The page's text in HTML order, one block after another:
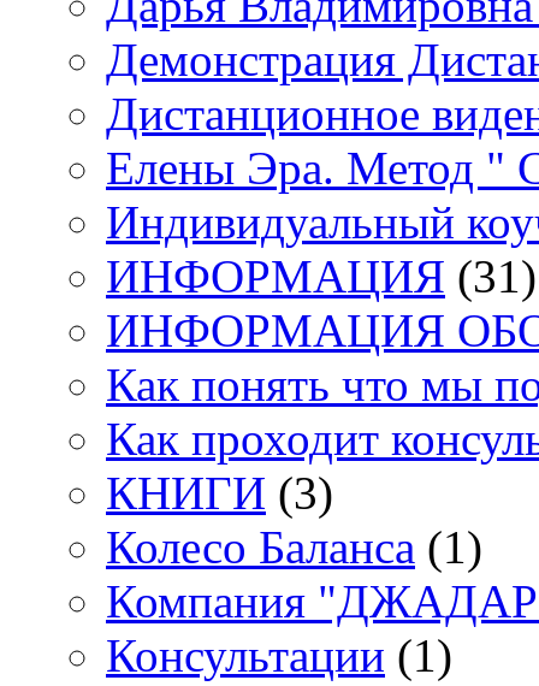
Демонстрация
Дистанционное
Елены Эра. Метод "
Индивидуальный
ИНФОРМАЦИЯ (31)
ИНФОРМАЦИЯ
Как понять что мы
Как проходит
КНИГИ (3)
Колесо Баланса (1)
Компания "ДЖАДАР"
Консультации (1)